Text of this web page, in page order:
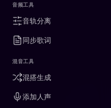
音频工具
音轨分离
同步歌词
混音工具
混搭生成
添加人声